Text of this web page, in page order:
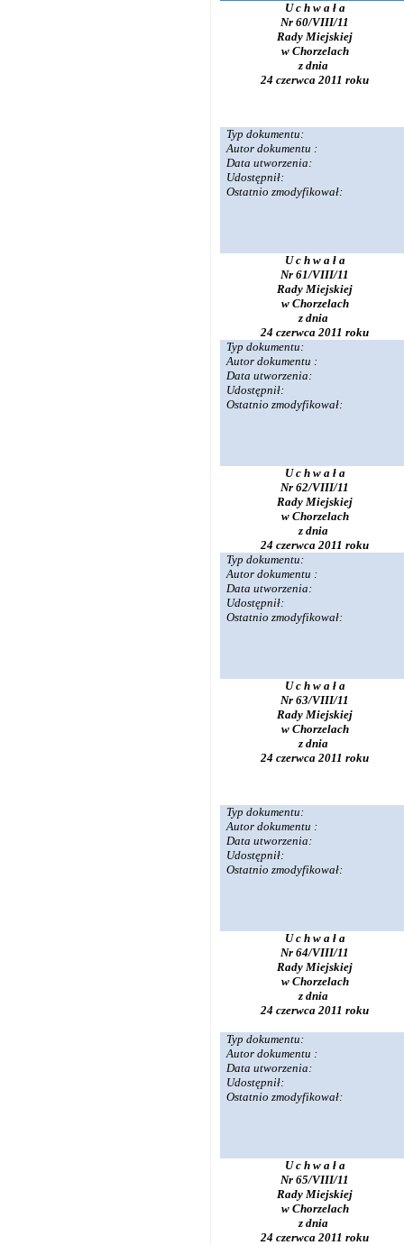
U c h w a ł a
Nr 60/VIII/11
Rady Miejskiej
w Chorzelach
z dnia
24 czerwca 2011 roku
Typ dokumentu:
Autor dokumentu :
Data utworzenia:
Udostępnił:
Ostatnio zmodyfikował:
U c h w a ł a
Nr 61/VIII/11
Rady Miejskiej
w Chorzelach
z dnia
24 czerwca 2011 roku
Typ dokumentu:
Autor dokumentu :
Data utworzenia:
Udostępnił:
Ostatnio zmodyfikował:
U c h w a ł a
Nr 62/VIII/11
Rady Miejskiej
w Chorzelach
z dnia
24 czerwca 2011 roku
Typ dokumentu:
Autor dokumentu :
Data utworzenia:
Udostępnił:
Ostatnio zmodyfikował:
U c h w a ł a
Nr 63/VIII/11
Rady Miejskiej
w Chorzelach
z dnia
24 czerwca 2011 roku
Typ dokumentu:
Autor dokumentu :
Data utworzenia:
Udostępnił:
Ostatnio zmodyfikował:
U c h w a ł a
Nr 64/VIII/11
Rady Miejskiej
w Chorzelach
z dnia
24 czerwca 2011 roku
Typ dokumentu:
Autor dokumentu :
Data utworzenia:
Udostępnił:
Ostatnio zmodyfikował:
U c h w a ł a
Nr 65/VIII/11
Rady Miejskiej
w Chorzelach
z dnia
24 czerwca 2011 roku